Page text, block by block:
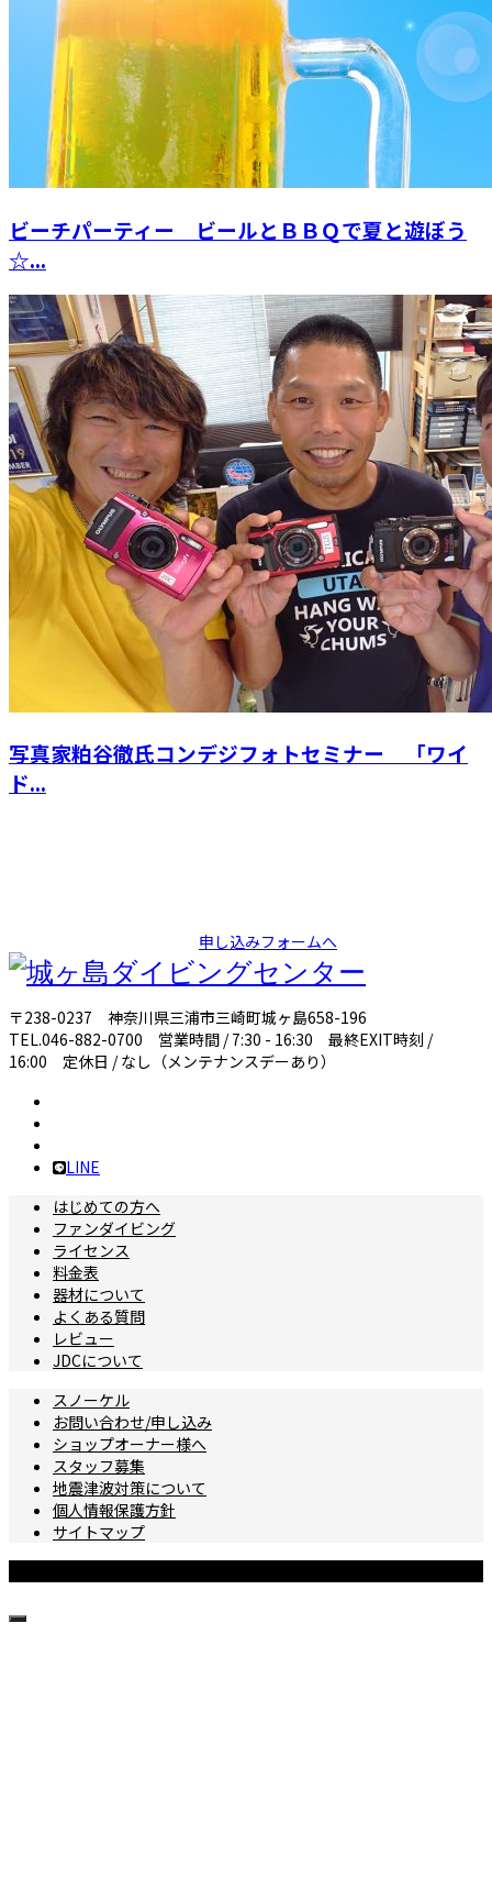
ビーチパーティー ビールとＢＢＱで夏と遊ぼう
☆...
写真家粕谷徹氏コンデジフォトセミナー 「ワイ
ド...
申し込みフォームへ
〒238-0237 神奈川県三浦市三崎町城ヶ島658-196
TEL.046-882-0700 営業時間 / 7:30 - 16:30 最終EXIT時刻 /
16:00 定休日 / なし（メンテナンスデーあり）
LINE
はじめての方へ
ファンダイビング
ライセンス
料金表
器材について
よくある質問
レビュー
JDCについて
スノーケル
お問い合わせ/申し込み
ショップオーナー様へ
スタッフ募集
地震津波対策について
個人情報保護方針
サイトマップ